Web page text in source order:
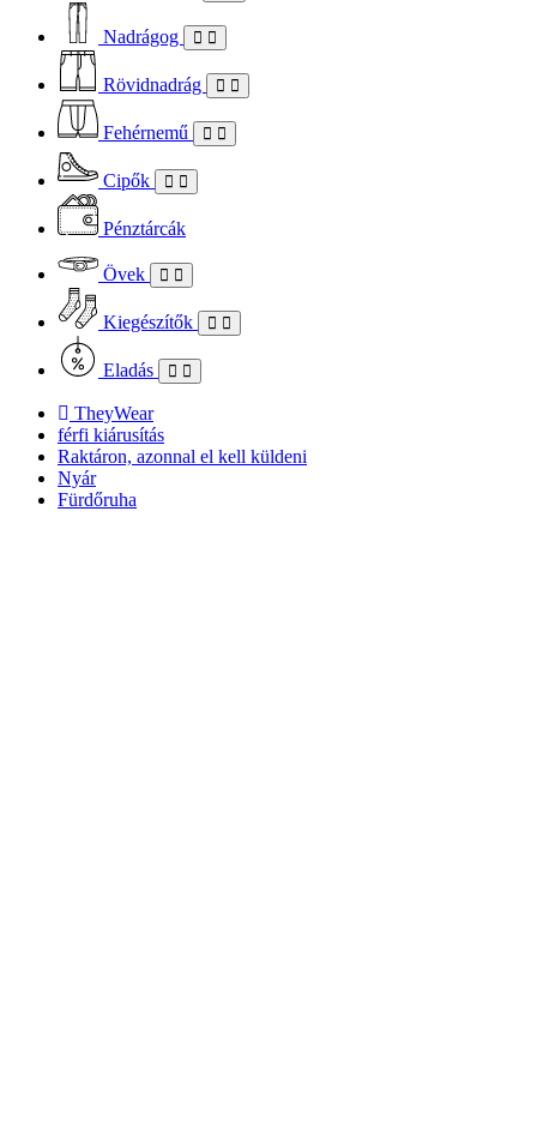
Nadrágog
Rövidnadrág
Fehérnemű
Cipők
Pénztárcák
Övek
Kiegészítők
Eladás
TheyWear
férfi kiárusítás
Raktáron, azonnal el kell küldeni
Nyár
Fürdőruha